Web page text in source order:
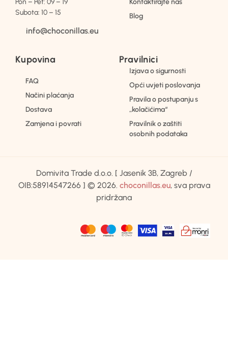
Subota: 10 – 15
info@choconillas.eu
Kontaktirajte nas
Blog
Kupovina
FAQ
Načini plaćanja
Dostava
Zamjena i povrati
Pravilnici
Izjava o sigurnosti
Opći uvjeti poslovanja
Pravila o postupanju s
„kolačićima“
Pravilnik o zaštiti
osobnih podataka
Domivita Trade d.o.o. [ Jasenik 3B, Zagreb /
OIB:58914547266 ] © 2026. choconillas.eu, sva prava
pridržana